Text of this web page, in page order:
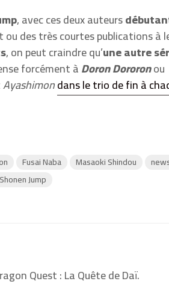
, avec ces deux auteurs
ou des très courtes publications à
, on peut craindre qu’une autre
forcément àDoron Dororonou
Ayashimondans le trio de fin à
Fusai Naba Masaoki Shindou
Jump
Quest : La Quête de Daï.